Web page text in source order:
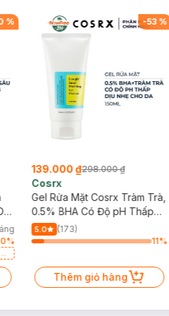
hoặc nơi có nhiệt độ cao / ẩm ướt.
%
%
-53%
139.000 ₫298.000 ₫
Cosrx
Gel Rửa Mặt Cosrx Tràm Trà,
0.5% BHA Có Độ pH Thấp
150ml
5.0
(173)
11%
Thêm giỏ hàng